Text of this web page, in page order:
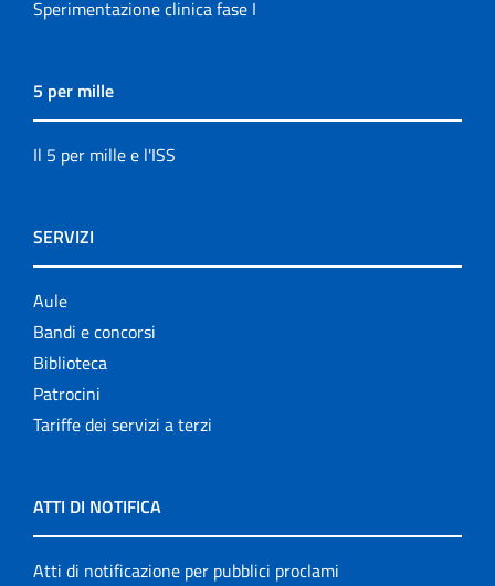
Sperimentazione clinica fase I
5 per mille
Il 5 per mille e l'ISS
SERVIZI
Aule
Bandi e concorsi
Biblioteca
Patrocini
Tariffe dei servizi a terzi
ATTI DI NOTIFICA
Atti di notificazione per pubblici proclami